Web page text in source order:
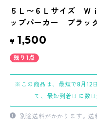
５Ｌ〜６Ｌサイズ
ップパーカー ブラ
¥ 1,500
残り1点
※この商品は、最短で8月12
て、最短到着日に数
別途送料がかかります。送